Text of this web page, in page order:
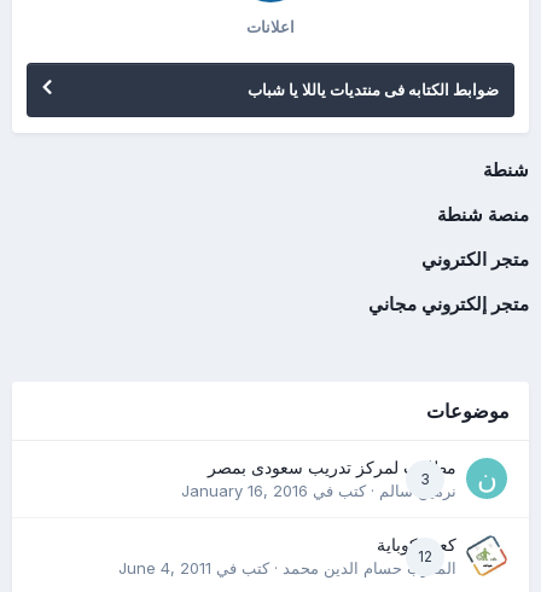
اعلانات
ضوابط الكتابه فى منتديات ياللا يا شباب
شنطة
منصة شنطة
متجر الكتروني
متجر إلكتروني مجاني
موضوعات
3
مطلوب لمركز تدريب سعودى بمصر
نرمين سالم· كتب في January 16, 2016
12
كعب كوباية
المدرب حسام الدين محمد· كتب في June 4, 2011